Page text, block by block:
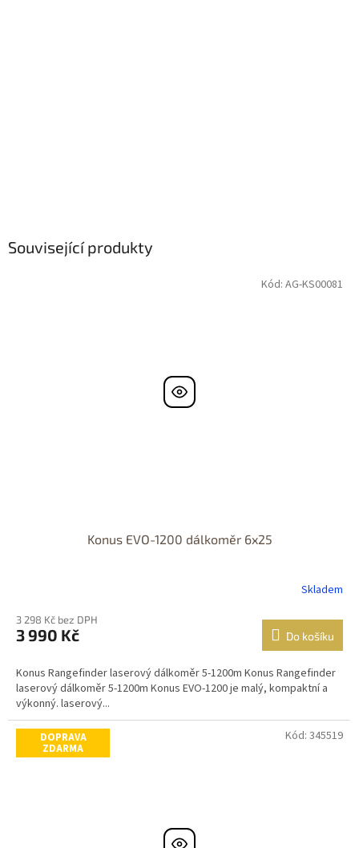
Související produkty
Konus EVO-1200 dálkoměr 6x25
Skladem
3 298 Kč bez DPH
3 990 Kč Do košíku
Konus Rangefinder laserový dálkoměr 5-1200m Konus Rangefinder
laserový dálkoměr 5-1200m Konus EVO-1200 je malý, kompaktní a
výkonný. laserový...
Kód: AG-KS00081
DOPRAVA
ZDARMA
Kód: 345519